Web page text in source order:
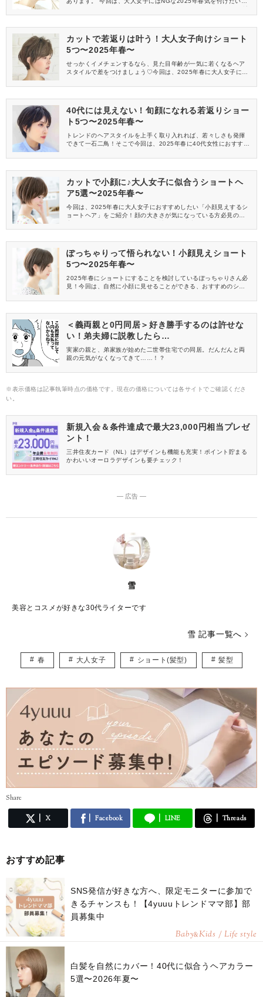
当していないか、事前にチェックしておきましょう。
カットで若返りは叶う！大人女子向けショート
5つ〜2025年春〜
せっかくイメチェンするなら、見た目年齢が一気に若くなるヘア
スタイルで差をつけましょう♡今回は、2025年春に大人女子にお
40代には見えない！旬顔になれる若返りショー
ト5つ〜2025年春〜
トレンドのヘアスタイルを上手く取り入れれば、若々しさも発揮
できて一石二鳥！そこで今回は、2025年春に40代女性におすすめ
チェックしてポイントを押さえていきましょう。
カットで小顔に♪大人女子に似合うショートヘ
ア5選〜2025年春〜
今回は、2025年春に大人女子におすすめしたい「小顔見えするシ
ョートヘア」をご紹介！顔の大きさが気になっている方必見の内
いね。
ぽっちゃりって悟られない！小顔見えショート
5つ〜2025年春〜
2025年春にショートにすることを検討しているぽっちゃりさん必
見！今回は、自然に小顔に見せることができる、おすすめのショ
＜義両親と0円同居＞好き勝手するのは許せな
い！弟夫婦に説教したら…
実家の親と、弟家族が始めた二世帯住宅での同居。だんだんと両
親の元気がなくなってきて……！？
※表示価格は記事執筆時点の価格です。現在の価格については各サイトでご確認くださ
い。
新規入会＆条件達成で最大23,000円相当プレゼ
ント！
三井住友カード（NL）はデザインも機能も充実！ポイント貯まる
かわいいオーロラデザインも要チェック！
― 広告 ―
雪
美容とコスメが好きな30代ライターです
雪 記事一覧へ
春 大人女子 ショート(髪型) 髪型
Share
X Facebook LINE Threads
おすすめ記事
SNS発信が好きな方へ、限定モニターに参加で
きるチャンスも！【4yuuuトレンドママ部】部
員募集中
Baby&Kids / Life style
白髪を自然にカバー！40代に似合うヘアカラー
5選〜2026年夏〜